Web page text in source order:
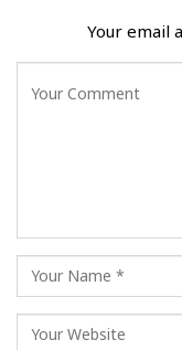
Your email